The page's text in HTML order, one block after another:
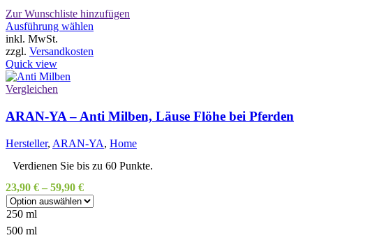
Zur Wunschliste hinzufügen
Ausführung wählen
Optionen
können
auf
der
Produktseite
inkl. MwSt.
zzgl. Versandkosten
Quick view
Vergleichen
ARAN-YA – Anti Milben, Läuse Flöhe bei Pferden
Hersteller, ARAN-YA, Home
Verdienen Sie bis zu 60 Punkte.
23,90 € – 59,90 €
250 ml
500 ml